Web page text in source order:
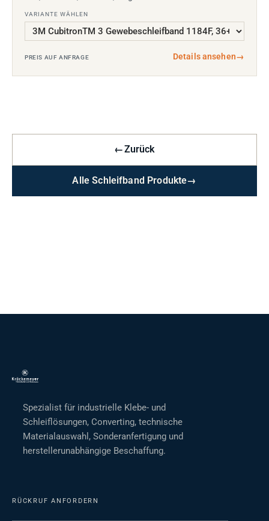
VARIANTE WÄHLEN
PREIS AUF ANFRAGE Details ansehen→
←Zurück
Alle Schleifband Produkte→
Spezialist für industrielle Klebe- und
Schleiflösungen, Converting, technische
Materialauswahl, Sonderanfertigung und
herstellerunabhängige Beschaffung.
RÜCKRUF ANFORDERN